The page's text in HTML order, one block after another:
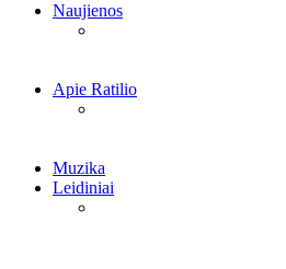
Naujienos
Apie Ratilio
Muzika
Leidiniai